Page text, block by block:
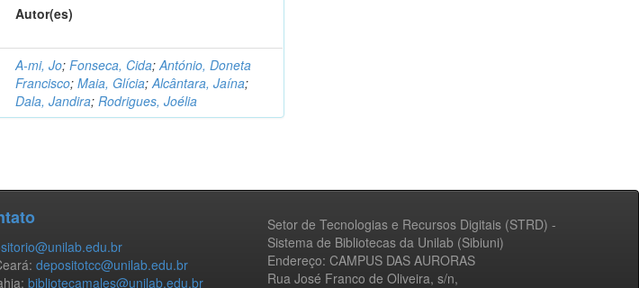
Autor(es)
A-mi, Jo;Fonseca, Cida;António, Doneta
Francisco;Maia, Glícia;Alcântara, Jaína;
Dala, Jandira;Rodrigues, Joélia
Setor de Tecnologias e Recursos Digitais (STRD) -
Sistema de Bibliotecas da Unilab (Sibiuni)
Endereço: CAMPUS DAS AURORAS
Rua José Franco de Oliveira, s/n,
depositotcc@unilab.edu.br
bibliotecamales@unilab.edu.br